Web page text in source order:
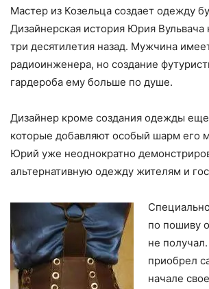
Мастер из Козельца создает одежду
Дизайнерская история Юрия Вульвача
три десятилетия назад. Мужчина
радиоинженера, но создание
гардероба ему больше по душе.
Дизайнер кроме создания одежды еще
которые добавляют особый шарм его
Юрий уже неоднократно
альтернативную одежду жителям и
по пошиву
не
приобрел
начале